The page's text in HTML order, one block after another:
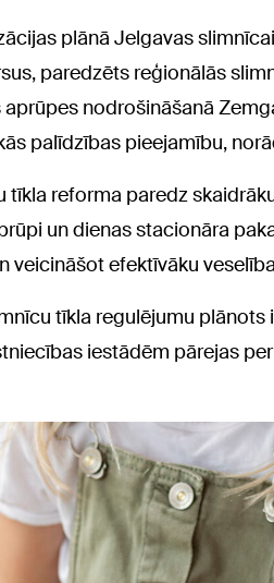
plānā Jelgavas
paredzēts reģionālās
nodrošināšanā
palīdzības pieejamību,
tīkla reforma paredz
un dienas stacionāra
veicināšot efektīvāku
tīkla regulējumu plānots
iestādēm pārejas